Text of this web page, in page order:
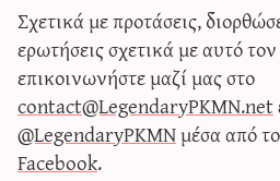
Σχετικά με προτάσεις,
ερωτήσεις σχετικά με αυτό
επικοινωνήστε μαζί μας στο
contact@LegendaryPKMN.net
@LegendaryPKMNμέσα από
Facebook.